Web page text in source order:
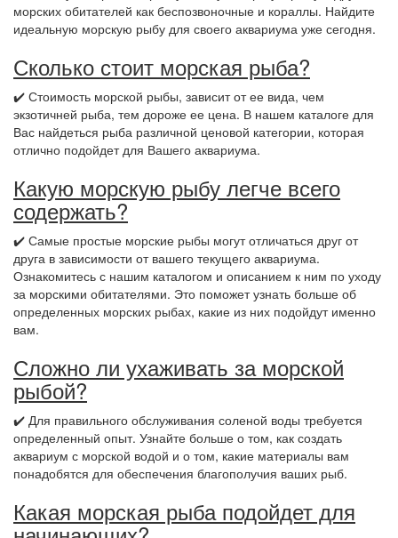
морских обитателей как беспозвоночные и кораллы. Найдите
идеальную морскую рыбу для своего аквариума уже сегодня.
Сколько стоит морская рыба?
✔️ Стоимость морской рыбы, зависит от ее вида, чем
экзотичней рыба, тем дороже ее цена. В нашем каталоге для
Вас найдеться рыба различной ценовой категории, которая
отлично подойдет для Вашего аквариума.
Какую морскую рыбу легче всего
содержать?
✔️ Самые простые морские рыбы могут отличаться друг от
друга в зависимости от вашего текущего аквариума.
Ознакомитесь с нашим каталогом и описанием к ним по уходу
за морскими обитателями. Это поможет узнать больше об
определенных морских рыбах, какие из них подойдут именно
вам.
Сложно ли ухаживать за морской
рыбой?
✔️ Для правильного обслуживания соленой воды требуется
определенный опыт. Узнайте больше о том, как создать
аквариум с морской водой и о том, какие материалы вам
понадобятся для обеспечения благополучия ваших рыб.
Какая морская рыба подойдет для